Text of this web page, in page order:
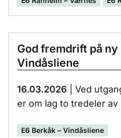
legging av ny asfalt.
som støyende.
God fremdrift på ny
Vindåsliene
16.03.2026 | Ved
er om lag to tredeler av
flere av de største
E6 Berkåk – Vindåsliene